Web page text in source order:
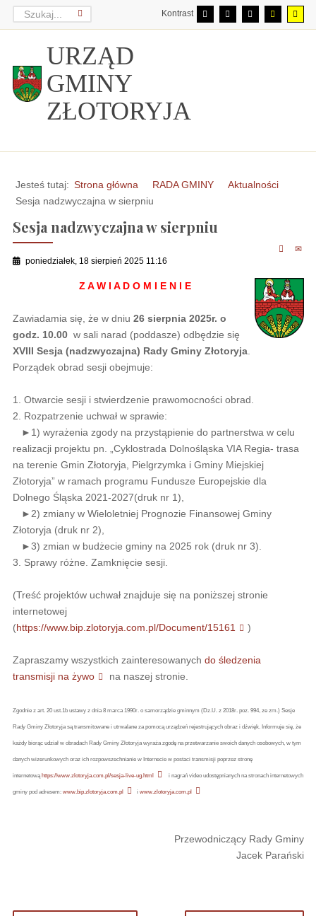
Kontrast
URZĄD
GMINY
ZŁOTORYJA
Jesteś tutaj: Strona główna RADA GMINY
Aktualności
Sesja nadzwyczajna w sierpniu
Sesja nadzwyczajna w sierpniu
poniedziałek, 18 sierpień 2025 11:16
Z A W I A D O M I E N I E
Zawiadamia się, że w dniu 26 sierpnia 2025r. o
godz. 10.00 w sali narad (poddasze) odbędzie się
XVIII Sesja (nadzwyczajna) Rady Gminy Złotoryja.
Porządek obrad sesji obejmuje:
1. Otwarcie sesji i stwierdzenie prawomocności obrad.
2. Rozpatrzenie uchwał w sprawie:
►1) wyrażenia zgody na przystąpienie do partnerstwa w celu
realizacji projektu pn. „Cyklostrada Dolnośląska VIA Regia- trasa
na terenie Gmin Złotoryja, Pielgrzymka i Gminy Miejskiej
Złotoryja” w ramach programu Fundusze Europejskie dla
Dolnego Śląska 2021-2027(druk nr 1),
►2) zmiany w Wieloletniej Prognozie Finansowej Gminy
Złotoryja (druk nr 2),
►3) zmian w budżecie gminy na 2025 rok (druk nr 3).
3. Sprawy różne. Zamknięcie sesji.
(Treść projektów uchwał znajduje się na poniższej stronie
internetowej
(https://www.bip.zlotoryja.com.pl/Document/15161 )
Zapraszamy wszystkich zainteresowanych do śledzenia
transmisji na żywo
na naszej stronie.
Zgodnie z art. 20 ust.1b ustawy z dnia 8 marca 1990r. o samorządzie gminnym (Dz.U. z 2018r. poz. 994, ze zm.) Sesje
Rady Gminy Złotoryja są transmitowane i utrwalane za pomocą urządzeń rejestrujących obraz i dźwięk. Informuje się, że
każdy biorąc udział w obradach Rady Gminy Złotoryja wyraża zgodę na przetwarzanie swoich danych osobowych, w tym
danych wizerunkowych oraz ich rozpowszechnianie w Internecie w postaci transmisji poprzez stronę
internetową https://www.zlotoryja.com.pl/sesja-live-ug.html i nagrań video udostępnianych na stronach internetowych
gminy pod adresem: www.bip.zlotoryja.com.pl i www.zlotoryja.com.pl
Przewodniczący Rady Gminy
Jacek Parański